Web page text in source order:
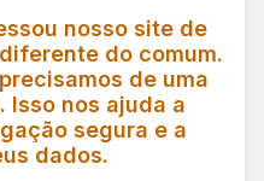
nosso site de
do comum.
de uma
nos ajuda a
segura e a
dados.